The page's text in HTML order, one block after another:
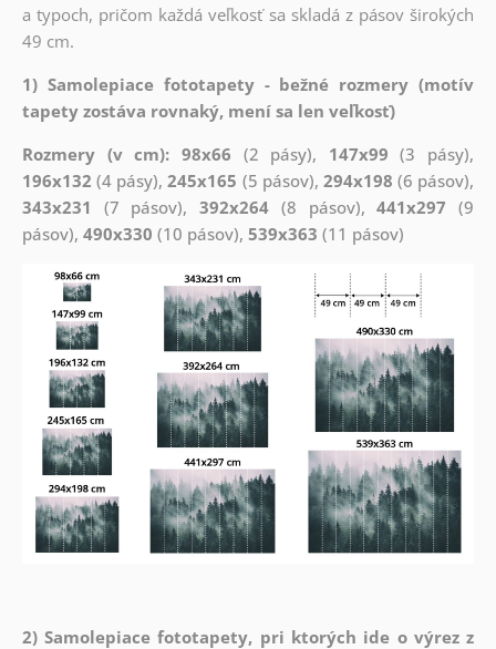
a typoch, pričom každá veľkosť sa skladá z pásov širokých
49 cm.
1) Samolepiace fototapety - bežné rozmery (motív
tapety zostáva rovnaký, mení sa len veľkosť)
Rozmery (v cm): 98x66 (2 pásy), 147x99 (3 pásy),
196x132 (4 pásy),245x165 (5 pásov), 294x198 (6 pásov),
343x231
(7 pásov),392x264 (8 pásov),441x297 (9
pásov), 490x330 (10 pásov), 539x363 (11 pásov)
2) Samolepiace fototapety, pri ktorých ide o výrez z